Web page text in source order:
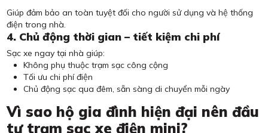
Giúp đảm bảo an toàn tuyệt đối cho người sử dụng và hệ thống
điện trong nhà.
4. Chủ động thời gian – tiết kiệm chi phí
Sạc xe ngay tại nhà giúp:
Không phụ thuộc trạm sạc công cộng
Tối ưu chi phí điện
Chủ động sạc qua đêm, sẵn sàng di chuyển mỗi ngày
Vì sao hộ gia đình hiện đại nên đầu
tư trạm sạc xe điện mini?